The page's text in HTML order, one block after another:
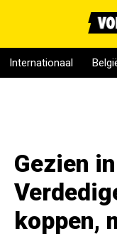
Internationaal
Gezien
koppen,